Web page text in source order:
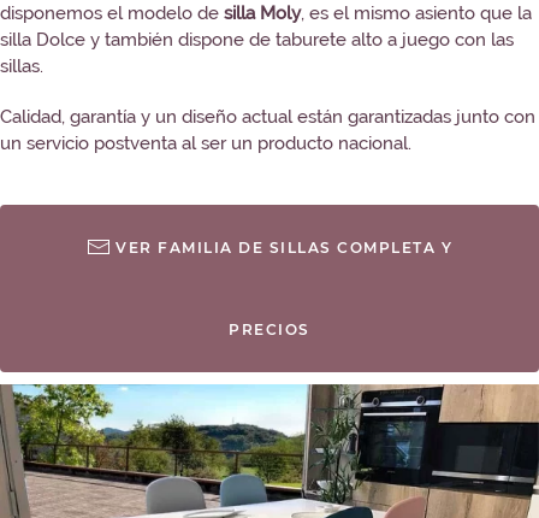
disponemos el modelo de silla Moly, es el mismo asiento que la
silla Dolce y también dispone de taburete alto a juego con las
sillas.
Calidad, garantía y un diseño actual están garantizadas junto con
un servicio postventa al ser un producto nacional.
VER FAMILIA DE SILLAS COMPLETA Y
PRECIOS